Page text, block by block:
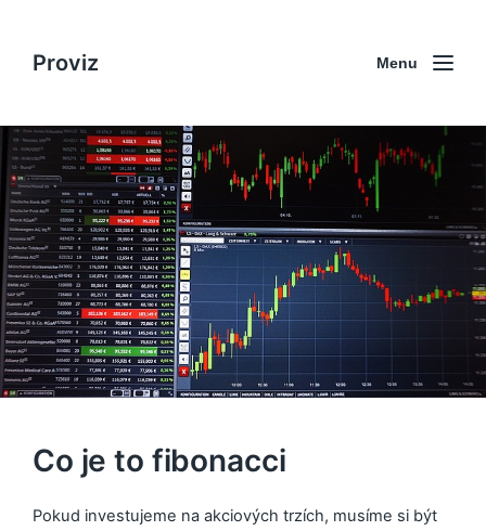
Proviz Menu
Co je to fibonacci
Pokud investujeme na akciových trzích, musíme si být